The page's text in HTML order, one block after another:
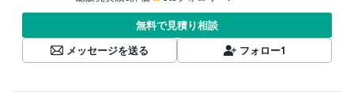
無料で見積り相談
メッセージを送る
フォロー1